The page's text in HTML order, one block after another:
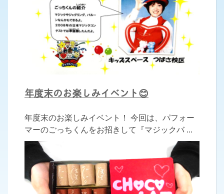
年度末のお楽しみイベント😊
年度末のお楽しみイベント！ 今回は、パフォー
マーのごっちくんをお招きして『マジックバ ...